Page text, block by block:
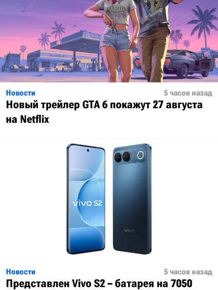
Новости 5 часов назад
Новый трейлер GTA 6 покажут 27 августа
на Netflix
Новости 5 часов назад
Представлен Vivo S2 – батарея на 7050